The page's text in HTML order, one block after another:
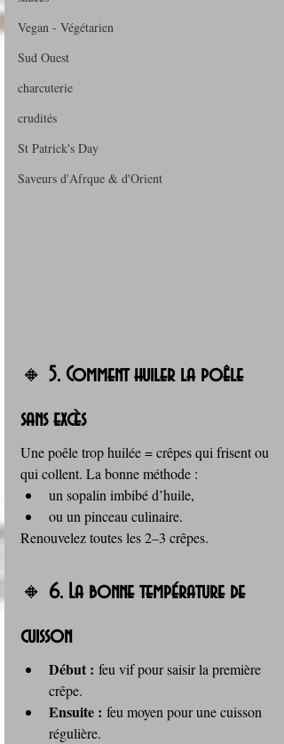
Vegan - Végétarien
Sud Ouest
charcuterie
crudités
St Patrick's Day
Saveurs d'Afrque & d'Orient
🔸 5. Comment huiler la poêle
sans excès
Une poêle trop huilée = crêpes qui frisent ou
qui collent. La bonne méthode :
un sopalin imbibé d’huile,
ou un pinceau culinaire.
Renouvelez toutes les 2–3 crêpes.
🔸 6. La bonne température de
cuisson
Début : feu vif pour saisir la première
crêpe.
Ensuite : feu moyen pour une cuisson
régulière.